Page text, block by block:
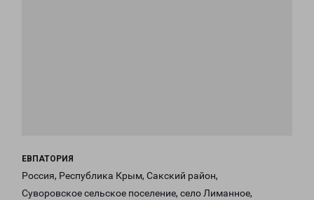
ЕВПАТОРИЯ
Россия, Республика Крым, Сакский район,
Суворовское сельское поселение, село Лиманное,